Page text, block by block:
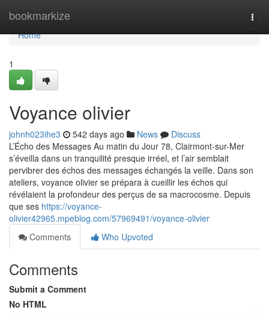
bookmarkize
Home
Home
1
Voyance olivier
johnh023ihe3 542 days ago News
Discuss
L’Écho des Messages Au matin du Jour 78, Clairmont-sur-Mer
s’éveilla dans un tranquilité presque irréel, et l’air semblait
pervibrer des échos des messages échangés la veille. Dans son
ateliers, voyance olivier se prépara à cueillir les échos qui
révélaient la profondeur des perçus de sa macrocosme. Depuis
que ses https://voyance-
olivier42965.mpeblog.com/57969491/voyance-olivier
Comments
Who Upvoted
Comments
Submit a Comment
No HTML